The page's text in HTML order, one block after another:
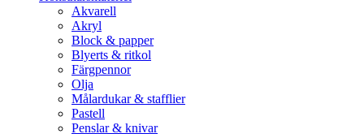
Akvarell
Akryl
Block & papper
Blyerts & ritkol
Färgpennor
Olja
Målardukar & stafflier
Pastell
Penslar & knivar